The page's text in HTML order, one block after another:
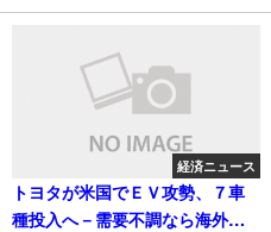
経済ニュース
トヨタが米国でＥＶ攻勢、７車
種投入へ－需要不調なら海外輸